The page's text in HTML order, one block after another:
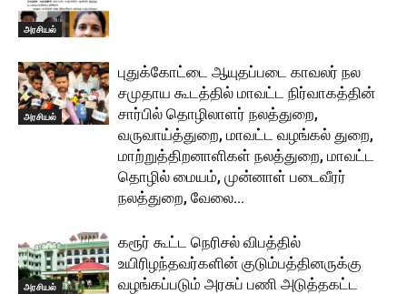
அரசியல்
அரசியல்
புதுக்கோட்டை ஆயுதப்படை காவலர் நல
சமுதாய கூடத்தில் மாவட்ட நிர்வாகத்தின்
சார்பில் தொழிலாளர் நலத்துறை,
வருவாய்த்துறை, மாவட்ட வழங்கல் துறை,
மாற்றுத்திறனாளிகள் நலத்துறை, மாவட்ட
தொழில் மையம், முன்னாள் படைவீரர்
நலத்துறை, வேலை...
அரசியல்
கரூர் கூட்ட நெரிசல் விபத்தில்
உயிரிழந்தவர்களின் குடும்பத்தினருக்கு
வழங்கப்படும் அரசுப் பணி அடுத்தகட்ட